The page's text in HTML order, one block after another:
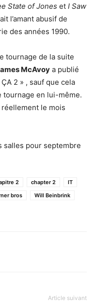
State of Jones et I Saw
l’amant abusif de
des années 1990.
tournage de la suite
McAvoy a publié
2 » , sauf que cela
tournage en lui-même.
le mois
salles pour septembre
2 chapter 2
IT
bros
Will Beinbrink
Article suivant